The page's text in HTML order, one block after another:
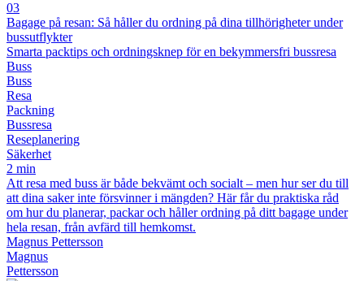
03
Bagage på resan: Så håller du ordning på dina tillhörigheter under
bussutflykter
Smarta packtips och ordningsknep för en bekymmersfri bussresa
Buss
Buss
Resa
Packning
Bussresa
Reseplanering
Säkerhet
2 min
Att resa med buss är både bekvämt och socialt – men hur ser du till
att dina saker inte försvinner i mängden? Här får du praktiska råd
om hur du planerar, packar och håller ordning på ditt bagage under
hela resan, från avfärd till hemkomst.
Magnus Pettersson
Magnus
Pettersson